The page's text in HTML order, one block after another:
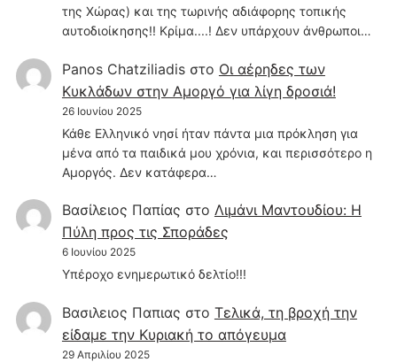
της Χώρας) και της τωρινής αδιάφορης τοπικής
αυτοδιοίκησης!! Κρίμα....! Δεν υπάρχουν άνθρωποι…
Panos Chatziliadisστο Οι αέρηδες των
Κυκλάδων στην Αμοργό για λίγη δροσιά!
26 Ιουνίου 2025
Κάθε Ελληνικό νησί ήταν πάντα μια πρόκληση για
μένα από τα παιδικά μου χρόνια, και περισσότερο η
Αμοργός. Δεν κατάφερα…
Βασίλειος Παπίας στο Λιμάνι Μαντουδίου: Η
Πύλη προς τις Σποράδες
6 Ιουνίου 2025
Υπέροχο ενημερωτικό δελτίο!!!
Βασιλειος Παπιας στο Τελικά, τη βροχή την
είδαμε την Κυριακή το απόγευμα
29 Απριλίου 2025